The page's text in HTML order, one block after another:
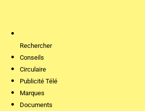
Rechercher
Conseils
Circulaire
Publicité Télé
Marques
Documents